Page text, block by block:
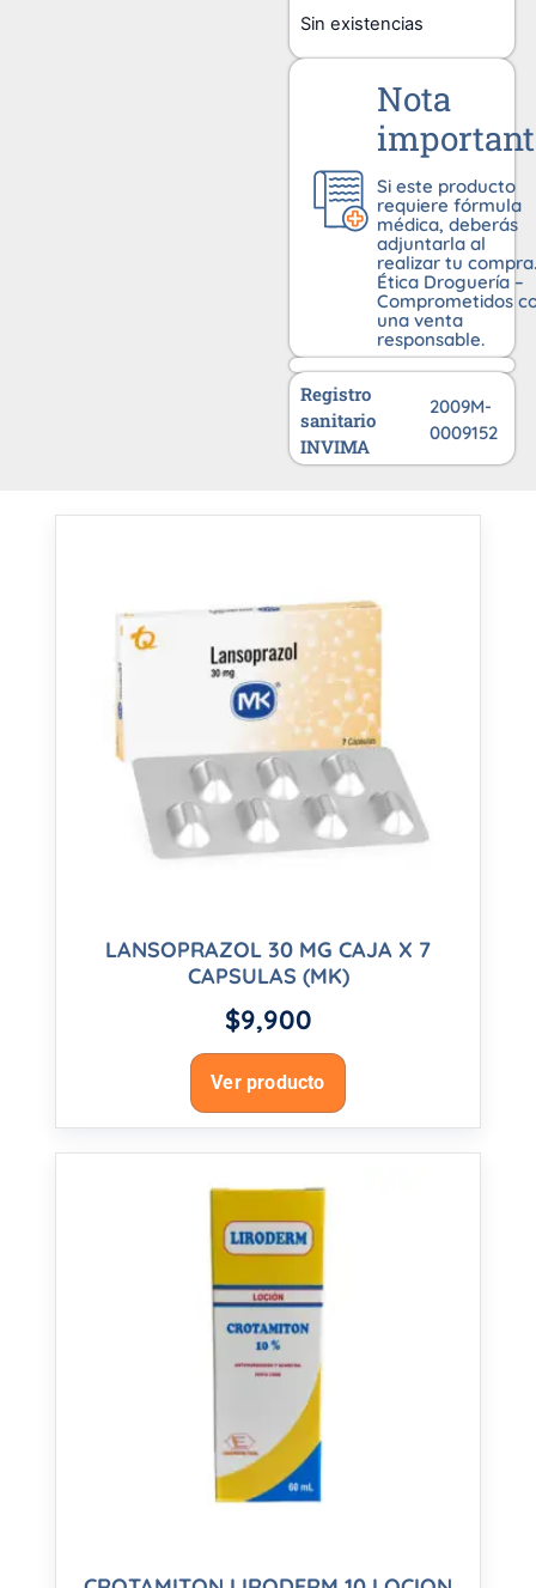
Sin existencias
Nota
Si este producto
requiere fórmula
médica, deberás
adjuntarla al
realizar tu compra.
Ética Droguería –
Comprometidos
una venta
responsable.
Registro
sanitario
INVIMA
2009M-
0009152
LANSOPRAZOL 30 MG CAJA X 7
CAPSULAS (MK)
$9,900
Ver producto